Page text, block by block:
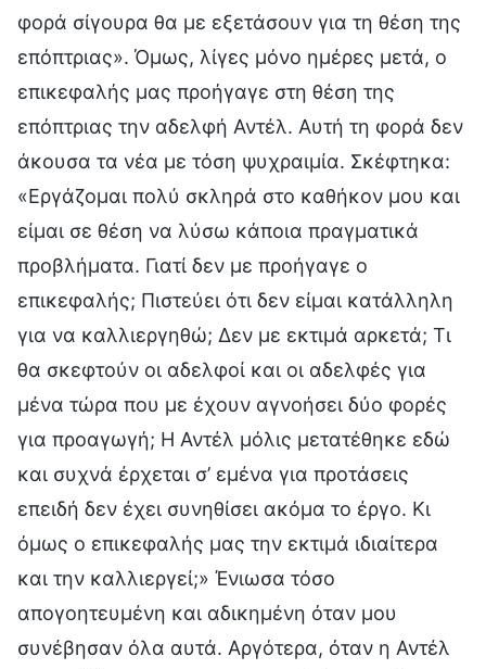
φορά σίγουρα θα με εξετάσουν για τη θέση της
επόπτριας». Όμως, λίγες μόνο ημέρες μετά, ο
επικεφαλής μας προήγαγε στη θέση της
επόπτριας την αδελφή Αντέλ. Αυτή τη φορά δεν
άκουσα τα νέα με τόση ψυχραιμία. Σκέφτηκα:
«Εργάζομαι πολύ σκληρά στο καθήκον μου και
είμαι σε θέση να λύσω κάποια πραγματικά
προβλήματα. Γιατί δεν με προήγαγε ο
επικεφαλής; Πιστεύει ότι δεν είμαι κατάλληλη
για να καλλιεργηθώ; Δεν με εκτιμά αρκετά; Τι
θα σκεφτούν οι αδελφοί και οι αδελφές για
μένα τώρα που με έχουν αγνοήσει δύο φορές
για προαγωγή; Η Αντέλ μόλις μετατέθηκε εδώ
και συχνά έρχεται σ’ εμένα για προτάσεις
επειδή δεν έχει συνηθίσει ακόμα το έργο. Κι
όμως ο επικεφαλής μας την εκτιμά ιδιαίτερα
και την καλλιεργεί;» Ένιωσα τόσο
απογοητευμένη και αδικημένη όταν μου
συνέβησαν όλα αυτά. Αργότερα, όταν η Αντέλ